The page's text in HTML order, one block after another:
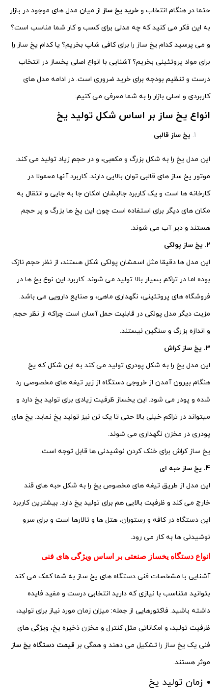
حتما در هنگام انتخاب و خرید یخ ساز از میان مدل های موجود در بازار
به این فکر می کنید که چه مدلی برای کسب و کار شما مناسب است؟
و می پرسید کدام یخ ساز را برای کافی شاپ بخریم؟ یا کدام یخ ساز را
برای مواد پروتئینی بخریم؟ آشنایی با انواع اصلی یخساز در انتخاب
درست و تنظیم بودجه برای خرید ضروری است. در ادامه مدل های
کاربردی و اصلی بازار را به شما معرفی می کنیم:
انواع یخ ساز بر اساس شکل تولید یخ
یخ ساز قالبی
این مدل یخ را به شکل بزرگ و مکعبی، و در حجم زیاد تولید می کند.
موتور یخ ساز های قالبی توان بالایی دارند. کاربرد آنها معمولا در
کارخانه ها است و یک کاربرد جالبشان امکان جا به جایی و انتقال به
مکان های دیگر برای استفاده است چون این یخ ها بزرگ و پر حجم
هستند و دیر آب می شوند.
2. یخ ساز پولکی
این مدل ها دقیقا مثل اسمشان پولکی شکل هستند، از نظر حجم نازک
بوده اما در تراکم بسیار بالا تولید می شوند. کاربرد این نوع یخ ها در
فروشگاه های پروتئینی، نگهداری ماهی، و صنایع دارویی می باشد.
مزیت دیگر مدل پولکی در قابلیت حمل آسان است چراکه از نظر حجم
و اندازه بزرگ و سنگین نیستند.
3. یخ ساز کراش
این مدل یخ را به شکل پودری تولید می کند به این شکل که یخ
هنگام بیرون آمدن از خروجی دستگاه از زیر تیغه های مخصوصی رد
شده و پودر می شود. این یخساز ظرفیت زیادی برای تولید یخ دارد و
میتواند در تراکم خیلی بالا حتی تا یک تن نیز تولید یخ نماید. یخ های
پودری در مخزن نگهداری می شوند.
یخ ساز کراش برای خنک کردن نوشیدنی ها قابل توجه است.
4. یخ ساز حبه ای
این مدل از طریق تیغه های مخصوص یخ را به شکل حبه های قند
خارج می کند و ظرفیت بالایی هم برای تولید یخ دارد. بیشترین کاربرد
این دستگاه در کافه و رستوران، هتل ها و تالارها است و برای سرو
نوشیدنی ها به کار می رود.
انواع دستگاه یخساز صنعتی بر اساس ویژگی های فنی
آشنایی با مشخصات فنی دستگاه های یخ ساز به شما کمک می کند
بتوانید متناسب با نیازی که دارید انتخابی درست و مفید فایده
داشته باشید. فاکتورهایی از جمله: میزان زمان مورد نیاز برای تولید،
ظرفیت تولید، و امکاناتی مثل کنترل و مخزن ذخیره یخ، ویژگی های
فنی یک یخ ساز را تشکیل می دهند و همگی بر قیمت دستگاه یخ ساز
موثر هستند.
زمان تولید یخ